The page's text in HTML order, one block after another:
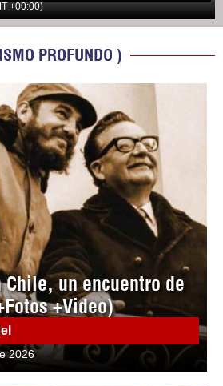
+00:00)
PROFUNDO )
un encuentro de
+Video)
2026